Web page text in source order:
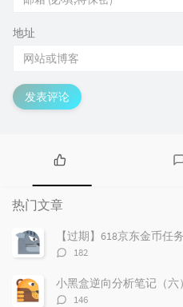
地址
发表评论
热
门
文
章
热门文章
【过期】618京东金币任
评
数：
182
小黑盒逆向分析笔记（六
评
146